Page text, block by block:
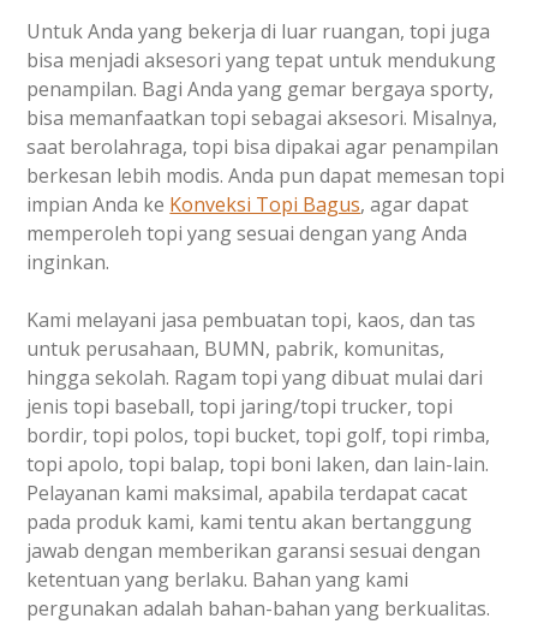
Untuk Anda yang bekerja di luar ruangan, topi juga
bisa menjadi aksesori yang tepat untuk mendukung
penampilan. Bagi Anda yang gemar bergaya sporty,
bisa memanfaatkan topi sebagai aksesori. Misalnya,
saat berolahraga, topi bisa dipakai agar penampilan
berkesan lebih modis. Anda pun dapat memesan topi
impian Anda ke Konveksi Topi Bagus, agar dapat
memperoleh topi yang sesuai dengan yang Anda
inginkan.
Kami melayani jasa pembuatan topi, kaos, dan tas
untuk perusahaan, BUMN, pabrik, komunitas,
hingga sekolah. Ragam topi yang dibuat mulai dari
jenis topi baseball, topi jaring/topi trucker, topi
bordir, topi polos, topi bucket, topi golf, topi rimba,
topi apolo, topi balap, topi boni laken, dan lain-lain.
Pelayanan kami maksimal, apabila terdapat cacat
pada produk kami, kami tentu akan bertanggung
jawab dengan memberikan garansi sesuai dengan
ketentuan yang berlaku. Bahan yang kami
pergunakan adalah bahan-bahan yang berkualitas.